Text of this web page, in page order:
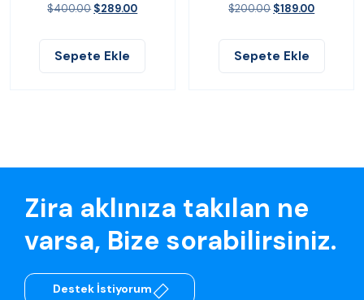
$400.00 $289.00
Sepete Ekle
$200.00 $189.00
Sepete Ekle
Zira aklınıza takılan ne
varsa, Bize sorabilirsiniz.
Destek İstiyorum